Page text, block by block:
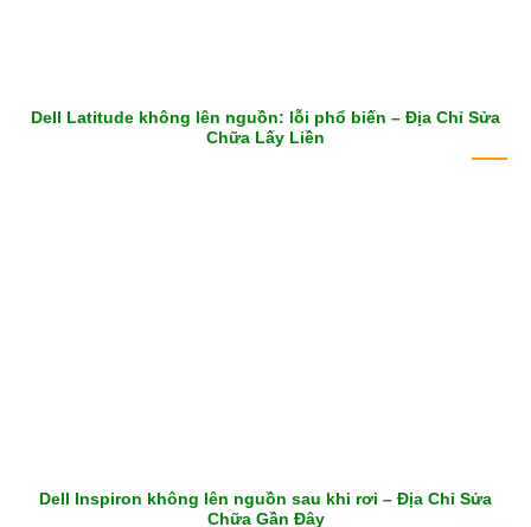
Dell Latitude không lên nguồn: lỗi phổ biến – Địa Chỉ Sửa
Chữa Lấy Liền
Dell Inspiron không lên nguồn sau khi rơi – Địa Chỉ Sửa
Chữa Gần Đây